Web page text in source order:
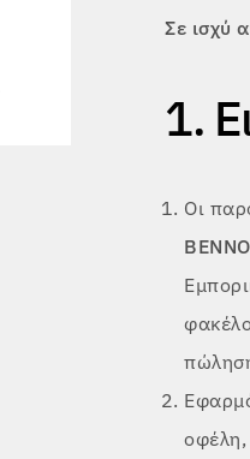
Σε ισχύ
1.
Οι
οφέλη,